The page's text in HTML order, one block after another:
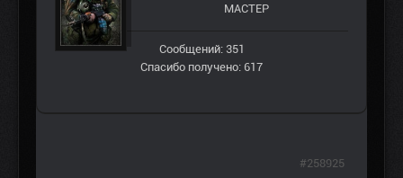
МАСТЕР
Сообщений: 351
Спасибо получено: 617
#258925